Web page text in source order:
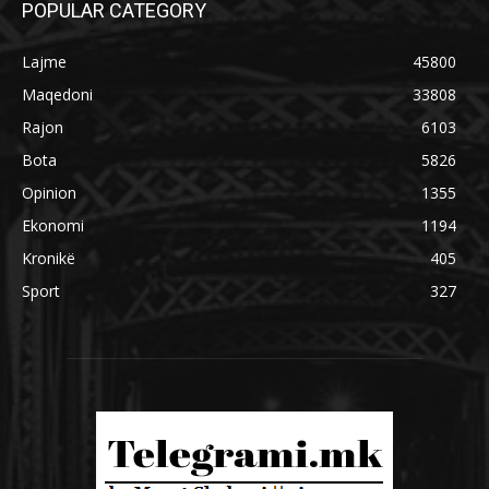
POPULAR CATEGORY
Lajme
45800
Maqedoni
33808
Rajon
6103
Bota
5826
Opinion
1355
Ekonomi
1194
Kronikë
405
Sport
327